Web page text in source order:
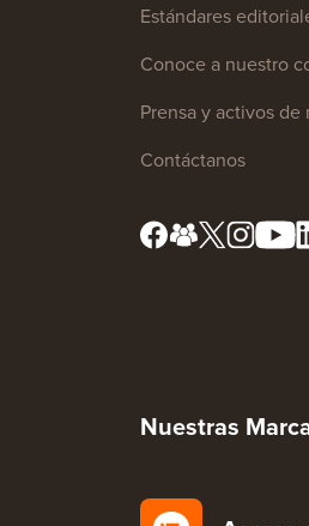
Estándares
Conoce a nuestro
Prensa y activos de
Contáctanos
Nuestras